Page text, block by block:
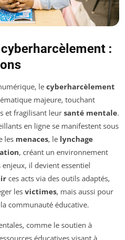
:
le cyberharcèlement
majeure, touchant
et fragilisant leur santé mentale.
en ligne se manifestent sous
les menaces, le lynchage
, créant un environnement
enjeux, il devient essentiel
ces acts via des outils adaptés,
lesvictimes, mais aussi pour
communauté éducative.
comme le soutien à
éducatives visant à